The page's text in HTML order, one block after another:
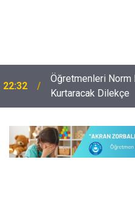
22:32
Öğretmenleri Norm
Kurtaracak Dilekçe